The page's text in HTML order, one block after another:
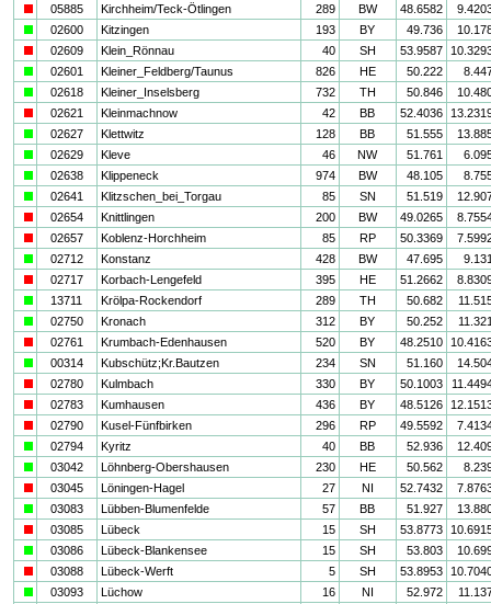
05885 Kirchheim/Teck-Ötlingen 289 BW 48.6582
02600 Kitzingen 193 BY 49.736
02609 Klein_Rönnau 40 SH 53.9587
02601 Kleiner_Feldberg/Taunus 826 HE 50.222
02618 Kleiner_Inselsberg 732 TH 50.846
02621 Kleinmachnow 42 BB 52.4036
02627 Klettwitz 128 BB 51.555
02629 Kleve 46 NW 51.761
02638 Klippeneck 974 BW 48.105
02641 Klitzschen_bei_Torgau 85 SN 51.519
02654 Knittlingen 200 BW 49.0265
02657 Koblenz-Horchheim 85 RP 50.3369
02712 Konstanz 428 BW 47.695
02717 Korbach-Lengefeld 395 HE 51.2662
13711 Krölpa-Rockendorf 289 TH 50.682
02750 Kronach 312 BY 50.252
02761 Krumbach-Edenhausen 520 BY 48.2510
00314 Kubschütz;Kr.Bautzen 234 SN 51.160
02780 Kulmbach 330 BY 50.1003
02783 Kumhausen 436 BY 48.5126
02790 Kusel-Fünfbirken 296 RP 49.5592
02794 Kyritz 40 BB 52.936
03042 Löhnberg-Obershausen 230 HE 50.562
03045 Löningen-Hagel 27 NI 52.7432
03083 Lübben-Blumenfelde 57 BB 51.927
03085 Lübeck 15 SH 53.8773
03086 Lübeck-Blankensee 15 SH 53.803
03088 Lübeck-Werft 5 SH 53.8953
03093 Lüchow 16 NI 52.972